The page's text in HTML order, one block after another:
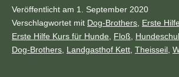
Kurs
für
Hunde
Veröffentlicht am 1. September 2020
Kategorisiert
als
Archiv
Verschlagwortet mit Dog-Brothers Erste Hilfe
Erste Hilfe Kurs für Hunde
Floß
Dog-Brothers Landgasthof Kett Theisseil